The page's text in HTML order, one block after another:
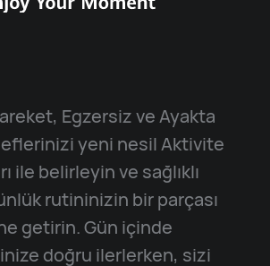
Egzersiz ve Ayakta
yeni nesil Aktivite
ile belirleyin ve sağlıklı
rutininizin bir parçası
getirin. Gün içinde
doğru ilerlerken, sizi